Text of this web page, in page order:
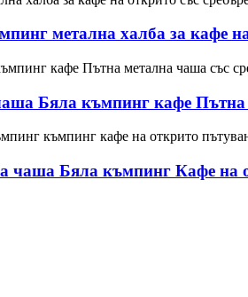
метална халба за кафе
Бяла къмпинг кафе Пътна
Бяла къмпинг Кафе на